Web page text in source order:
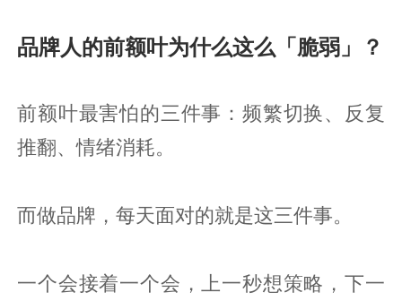
品牌人的前额叶为什么这么「脆弱」？
前额叶最害怕的三件事：频繁切换、反复
推翻、情绪消耗。
而做品牌，每天面对的就是这三件事。
一个会接着一个会，上一秒想策略，下一